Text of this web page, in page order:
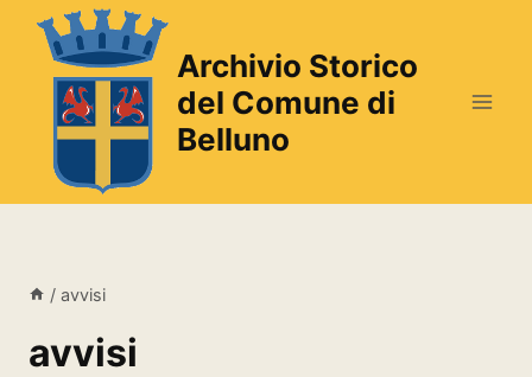
Salta
contenuto
Archivio Storico
del Comune di
Belluno
/ avvisi
avvisi